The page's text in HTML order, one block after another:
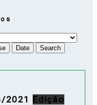
Date Search
2021 Edição